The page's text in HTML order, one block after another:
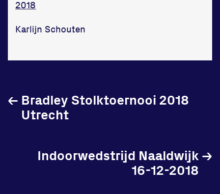
Huisregels
Vraag en contact
2018
Karlijn Schouten
Bradley Stolktoernooi 2018
Utrecht
←
Indoorwedstrijd Naaldwijk
16-12-2018
→